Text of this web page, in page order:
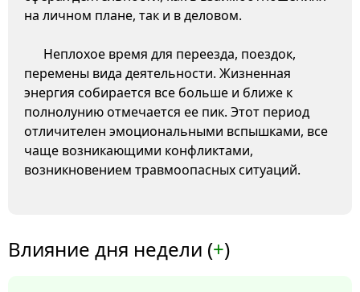
на личном плане, так и в деловом.
Неплохое время для переезда, поездок,
перемены вида деятельности. Жизненная
энергия собирается все больше и ближе к
полнолунию отмечается ее пик. Этот период
отличителен эмоциональными вспышками, все
чаще возникающими конфликтами,
возникновением травмоопасных ситуаций.
Влияние дня недели (+)